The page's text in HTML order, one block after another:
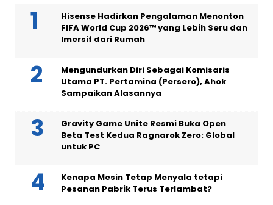
Hisense Hadirkan Pengalaman Menonton
FIFA World Cup 2026™ yang Lebih Seru dan
Imersif dari Rumah
Mengundurkan Diri Sebagai Komisaris
Utama PT. Pertamina (Persero), Ahok
Sampaikan Alasannya
Gravity Game Unite Resmi Buka Open
Beta Test Kedua Ragnarok Zero: Global
untuk PC
Kenapa Mesin Tetap Menyala tetapi
Pesanan Pabrik Terus Terlambat?